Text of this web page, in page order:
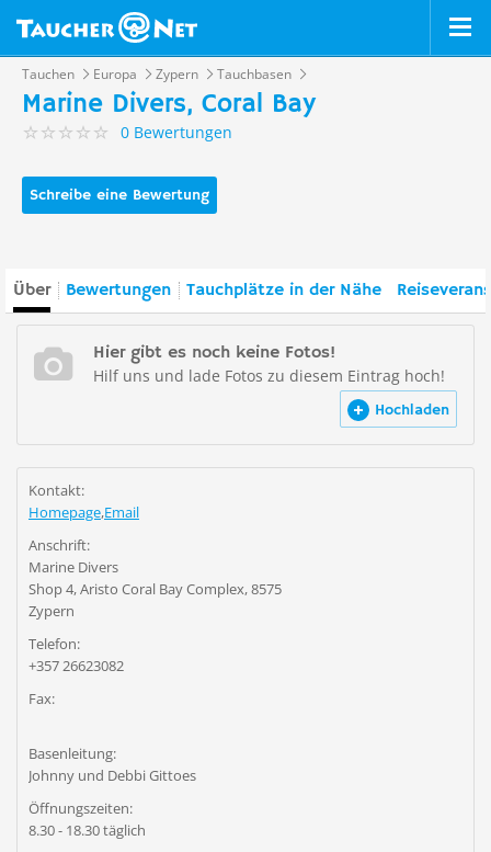
Tauchen Europa Zypern Tauchbasen
Marine Divers, Coral Bay
0 Bewertungen
Schreibe eine Bewertung
Über Bewertungen Tauchplätze in der Nähe
Hier gibt es noch keine Fotos!
Hilf uns und lade Fotos zu diesem Eintrag hoch!
Hochladen
Kontakt:
Homepage,Email
Anschrift:
Marine Divers
Shop 4, Aristo Coral Bay Complex, 8575
Zypern
Telefon:
+357 26623082
Fax:
Basenleitung:
Johnny und Debbi Gittoes
Öffnungszeiten:
8.30 - 18.30 täglich